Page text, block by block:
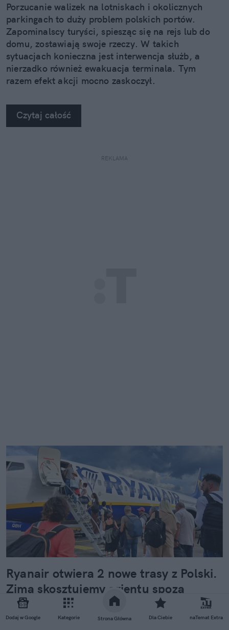
Dodaj w Google Kategorie Strona Główna Dla Ciebie naTemat Extra
Porzucanie walizek na lotniskach i okolicznych
parkingach to duży problem polskich portów.
Zapominalscy turyści, spiesząc się na rejs lub do
domu, zostawiają swoje rzeczy. W takich
sytuacjach konieczna jest interwencja służb, a
nierzadko również ewakuacja terminala. Tym
razem efekt akcji mocno zaskoczył.
Czytaj całość
REKLAMA
Ryanair otwiera 2 nowe trasy z Polski.
Zimą skosztujemy orientu spoza
Europy
Koniec wakacji wcale nie musi oznaczać końca